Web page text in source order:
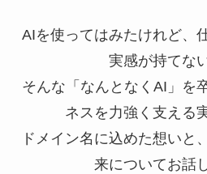
AIを使ってはみたけれど、
実感が持てな
そんな「なんとなくAI」を
ネスを力強く支える
ドメイン名に込めた想いと
来についてお話